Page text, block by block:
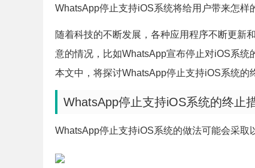
WhatsApp停止支持iOS系统将给用户带来怎样
随着科技的不断发展，各种应用程序不断更新
意的情况，比如WhatsApp宣布停止对iOS系
本文中，将探讨WhatsApp停止支持iOS系统的
WhatsApp停止支持iOS系统的终止
WhatsApp停止支持iOS系统的做法可能会采取